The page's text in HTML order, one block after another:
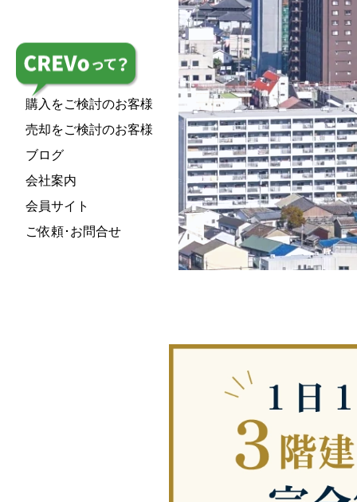
購入をご検討のお客様
売却をご検討のお客様
ブログ
会社案内
会員サイト
ご依頼･ お問合せ